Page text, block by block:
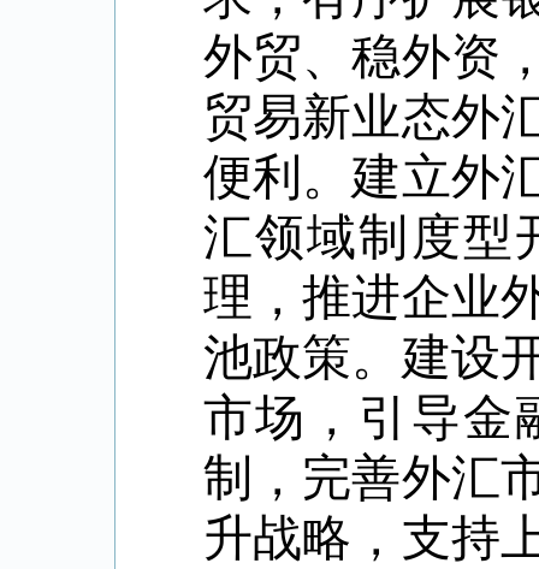
外贸、稳外资
贸易新业态外
便利。建立外
汇领域制度型
理，推进企业
池政策。建设
市场，引导金
制，完善外汇
升战略，支持